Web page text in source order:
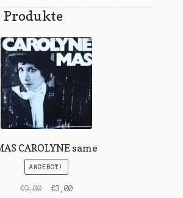
CAROLYNE same
ANGEBOT!
€9,00
Ursprünglicher
€3,00Aktueller